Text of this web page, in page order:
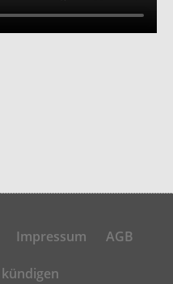
Impressum AGB